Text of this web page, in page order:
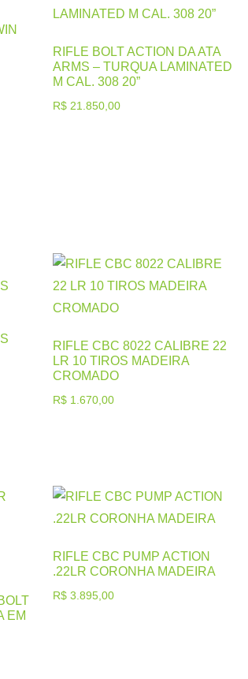
RIFLE BOLT ACTION DA ATA
ARMS – TURQUA LAMINATED
M CAL. 308 20”
R$21.850,00
RIFLE CBC 8022 CALIBRE 22
LR 10 TIROS MADEIRA
CROMADO
R$1.670,00
EM
RIFLE CBC PUMP ACTION
.22LR CORONHA MADEIRA
R$3.895,00